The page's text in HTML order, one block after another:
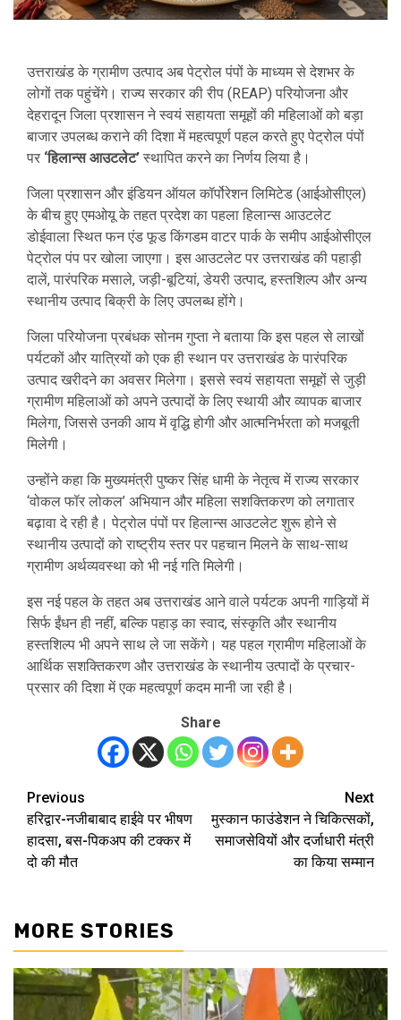
उत्तराखंड के ग्रामीण उत्पाद अब पेट्रोल पंपों के माध्यम से देशभर के
लोगों तक पहुंचेंगे। राज्य सरकार की रीप (REAP) परियोजना और
देहरादून जिला प्रशासन ने स्वयं सहायता समूहों की महिलाओं को बड़ा
बाजार उपलब्ध कराने की दिशा में महत्वपूर्ण पहल करते हुए पेट्रोल पंपों
पर ‘हिलान्स आउटलेट’ स्थापित करने का निर्णय लिया है।
जिला प्रशासन और इंडियन ऑयल कॉर्पोरेशन लिमिटेड (आईओसीएल)
के बीच हुए एमओयू के तहत प्रदेश का पहला हिलान्स आउटलेट
डोईवाला स्थित फन एंड फूड किंगडम वाटर पार्क के समीप आईओसीएल
पेट्रोल पंप पर खोला जाएगा। इस आउटलेट पर उत्तराखंड की पहाड़ी
दालें, पारंपरिक मसाले, जड़ी-बूटियां, डेयरी उत्पाद, हस्तशिल्प और अन्य
स्थानीय उत्पाद बिक्री के लिए उपलब्ध होंगे।
जिला परियोजना प्रबंधक सोनम गुप्ता ने बताया कि इस पहल से लाखों
पर्यटकों और यात्रियों को एक ही स्थान पर उत्तराखंड के पारंपरिक
उत्पाद खरीदने का अवसर मिलेगा। इससे स्वयं सहायता समूहों से जुड़ी
ग्रामीण महिलाओं को अपने उत्पादों के लिए स्थायी और व्यापक बाजार
मिलेगा, जिससे उनकी आय में वृद्धि होगी और आत्मनिर्भरता को मजबूती
मिलेगी।
उन्होंने कहा कि मुख्यमंत्री पुष्कर सिंह धामी के नेतृत्व में राज्य सरकार
‘वोकल फॉर लोकल’ अभियान और महिला सशक्तिकरण को लगातार
बढ़ावा दे रही है। पेट्रोल पंपों पर हिलान्स आउटलेट शुरू होने से
स्थानीय उत्पादों को राष्ट्रीय स्तर पर पहचान मिलने के साथ-साथ
ग्रामीण अर्थव्यवस्था को भी नई गति मिलेगी।
इस नई पहल के तहत अब उत्तराखंड आने वाले पर्यटक अपनी गाड़ियों में
सिर्फ ईंधन ही नहीं, बल्कि पहाड़ का स्वाद, संस्कृति और स्थानीय
हस्तशिल्प भी अपने साथ ले जा सकेंगे। यह पहल ग्रामीण महिलाओं के
आर्थिक सशक्तिकरण और उत्तराखंड के स्थानीय उत्पादों के प्रचार-
प्रसार की दिशा में एक महत्वपूर्ण कदम मानी जा रही है।
Share
Post
navigation
Previous
हरिद्वार-नजीबाबाद हाईवे पर भीषण
हादसा, बस-पिकअप की टक्कर में
दो की मौत
Next
मुस्कान फाउंडेशन ने चिकित्सकों,
समाजसेवियों और दर्जाधारी मंत्री
का किया सम्मान
MORE STORIES